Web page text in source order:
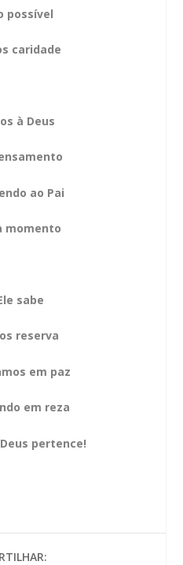
possível
caridade
à Deus
ao Pai
momento
sabe
reserva
em paz
em reza
pertence!